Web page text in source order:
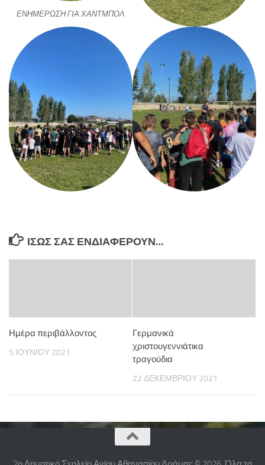
ΕΝΗΜΕΡΩΣΗ ΓΙΑ ΧΑΝΤΜΠΟΛ
ΊΣΩΣ ΣΑΣ ΕΝΔΙΑΦΈΡΟΥΝ…
Ημέρα περιβάλλοντος
5 ΙΟΥΝΊΟΥ 2021
Γερμανικά
χριστουγεννιάτικα
τραγούδια
22 ΔΕΚΕΜΒΡΊΟΥ 2021